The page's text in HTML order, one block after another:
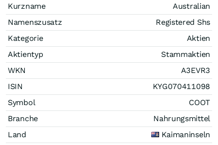
Kurzname
Australian
Namenszusatz
Registered Shs
Kategorie
Aktien
Aktientyp
Stammaktien
WKN
A3EVR3
ISIN
KYG070411098
Symbol
COOT
Branche
Nahrungsmittel
Land
Kaimaninseln